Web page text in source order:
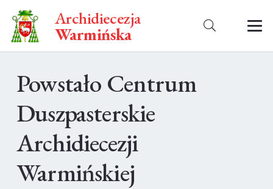
Archidiecezja
Warmińska
Powstało Centrum
Duszpasterskie
Archidiecezji
Warmińskiej